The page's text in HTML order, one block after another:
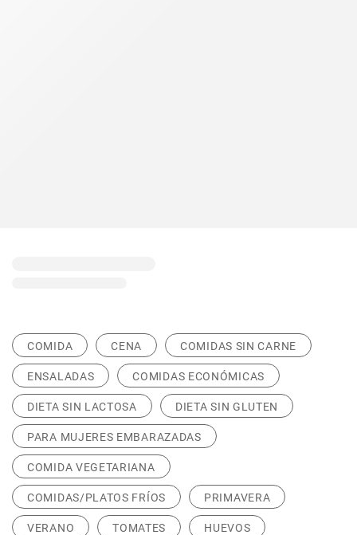
COMIDA CENA COMIDAS SIN CARNE
ENSALADAS COMIDAS ECONÓMICAS
DIETA SIN LACTOSA DIETA SIN GLUTEN
PARA MUJERES EMBARAZADAS
COMIDA VEGETARIANA
COMIDAS/PLATOS FRÍOS PRIMAVERA
VERANO TOMATES HUEVOS